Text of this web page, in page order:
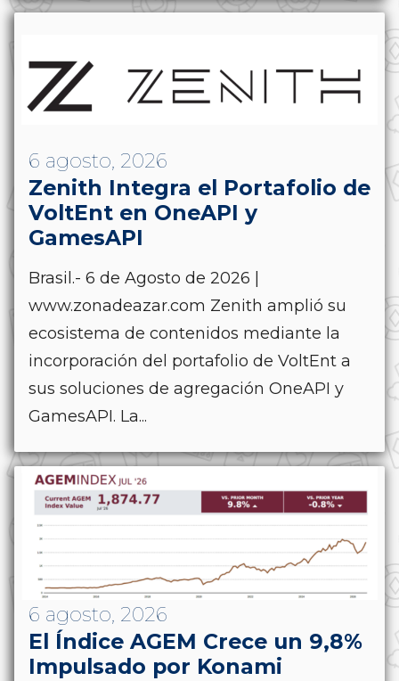
6 agosto, 2026
Zenith Integra el Portafolio de
VoltEnt en OneAPI y
GamesAPI
Brasil.- 6 de Agosto de 2026 |
www.zonadeazar.com Zenith amplió su
ecosistema de contenidos mediante la
incorporación del portafolio de VoltEnt a
sus soluciones de agregación OneAPI y
GamesAPI. La...
6 agosto, 2026
El Índice AGEM Crece un 9,8%
Impulsado por Konami